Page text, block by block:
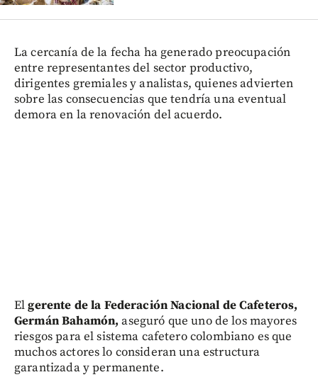
La cercanía de la fecha ha generado preocupación
entre representantes del sector productivo,
dirigentes gremiales y analistas, quienes advierten
sobre las consecuencias que tendría una eventual
demora en la renovación del acuerdo.
Elgerente de la Federación Nacional de Cafeteros,
Germán Bahamón, aseguró que uno de los mayores
riesgos para el sistema cafetero colombiano es que
muchos actores lo consideran una estructura
garantizada y permanente.